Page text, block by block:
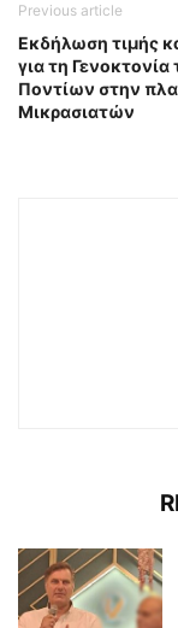
Previous article
Εκδήλωση τιμής
για τη Γενοκτονία
Ποντίων στην
Μικρασιατών